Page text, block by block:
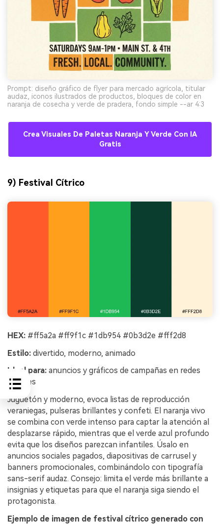
Prompt: diseño gráfico de flyer para mercado agrícola, titular
audaz, iconos ilustrados de productos, bloques de color en
naranja de cosecha y verde de pradera, fondo simple --ar 4:3
Crea Visuales De Paletas Naranja Y Verde Con IA
Gratis
9) Festival Cítrico
HEX: #ff5a2a #ff9f1c #1db954 #0b3d2e #fff2d8
Estilo: divertido, moderno, animado
Ideal para: anuncios y gráficos de campañas en redes
sociales
Juguetón y moderno, evoca listas de reproducción
veraniegas, pulseras brillantes y confeti. El naranja vivo
se combina con verde intenso para captar la atención al
desplazarse rápido, mientras que el verde azul profundo
evita que los diseños parezcan infantiles. Úsalo en
anuncios sociales pagados, diapositivas de carrusel y
banners promocionales, combinándolo con tipografía
sans-serif audaz. Consejo: limita el verde más brillante a
insignias y etiquetas para que el naranja siga siendo el
protagonista.
Ejemplo de imagen de festival cítrico generado con